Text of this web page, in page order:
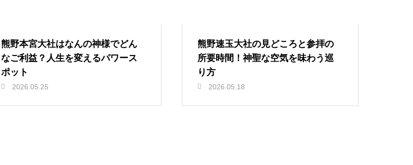
熊野本宮大社はなんの神様でどん
なご利益？人生を変えるパワース
ポット
2026.05.25
熊野速玉大社の見どころと参拝の
所要時間！神聖な空気を味わう巡
り方
2026.05.18